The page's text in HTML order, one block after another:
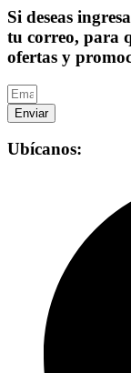
Si deseas
tu correo, para
ofertas y
Enviar
Ubícanos: